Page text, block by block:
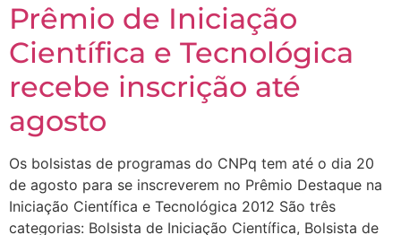
Prêmio de Iniciação
Científica e Tecnológica
recebe inscrição até
agosto
Os bolsistas de programas do CNPq tem até o dia 20
de agosto para se inscreverem no Prêmio Destaque na
Iniciação Científica e Tecnológica 2012 São três
categorias: Bolsista de Iniciação Científica, Bolsista de